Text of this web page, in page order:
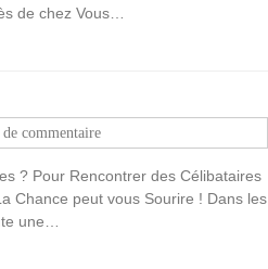
de chez Vous…
de commentaire
? Pour Rencontrer des Célibataires
Chance peut vous Sourire ! Dans les
une…